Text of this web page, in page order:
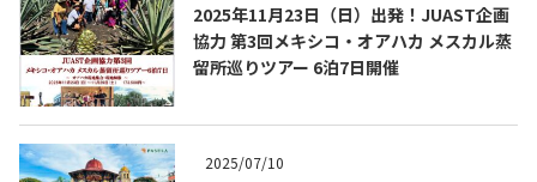
2025年11月23日（日）出発！JUAST企画
協力 第3回メキシコ・オアハカ メスカル蒸
留所巡りツアー 6泊7日開催
2025/07/10